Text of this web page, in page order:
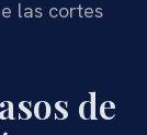
las cortes
de